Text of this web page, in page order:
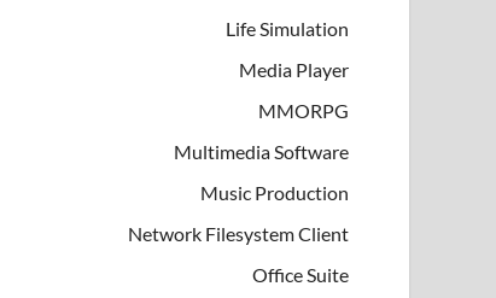
Life Simulation
Media Player
MMORPG
Multimedia Software
Music Production
Network Filesystem Client
Office Suite